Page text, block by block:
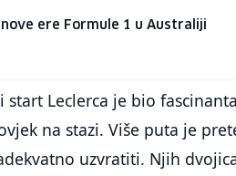
ere Formule 1 u Australiji
Leclerca je bio
na stazi. Više puta je
uzvratiti. Njih